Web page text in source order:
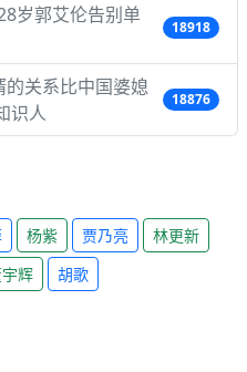
岁郭艾伦告别单
18918
关系比中国婆媳
识人
18876
杨紫 贾乃亮
林更新
辉 胡歌